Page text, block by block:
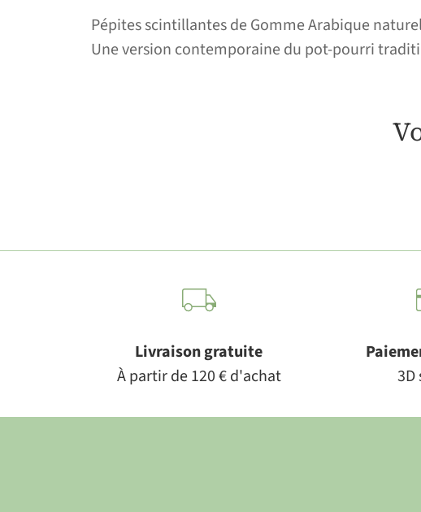
Pépites scintillantes de Gomme Arabique
Une version contemporaine du pot-pourri
Livraison gratuite
À partir de 120 € d'achat
3D